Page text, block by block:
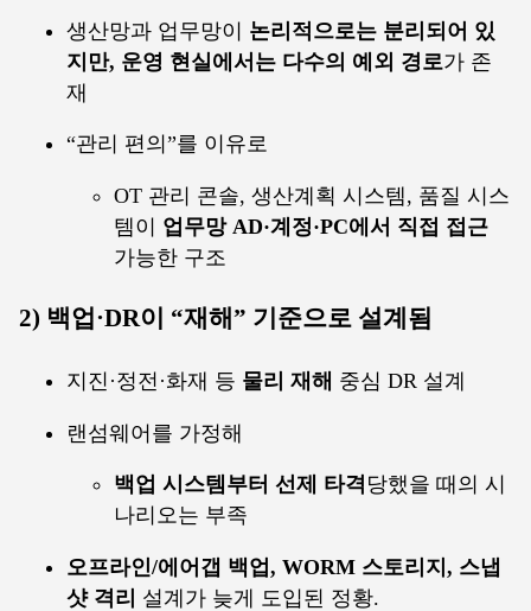
생산망과 업무망이 논리적으로는 분리되어 있
지만, 운영 현실에서는 다수의 예외 경로가 존
재
“관리 편의”를 이유로
OT 관리 콘솔, 생산계획 시스템, 품질 시스
템이 업무망 AD·계정·PC에서 직접 접근
가능한 구조
2) 백업·DR이 “재해” 기준으로 설계됨
지진·정전·화재 등 물리 재해 중심 DR 설계
랜섬웨어를 가정해
백업 시스템부터 선제 타격 당했을 때의 시
나리오는 부족
오프라인/에어갭 백업, WORM 스토리지, 스냅
샷 격리 설계가 늦게 도입된 정황.